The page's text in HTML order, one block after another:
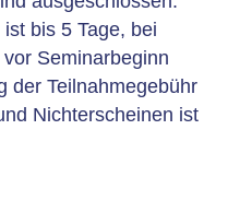
bis 5 Tage, bei
Seminarbeginn
der Teilnahmegebühr
Nichterscheinen ist